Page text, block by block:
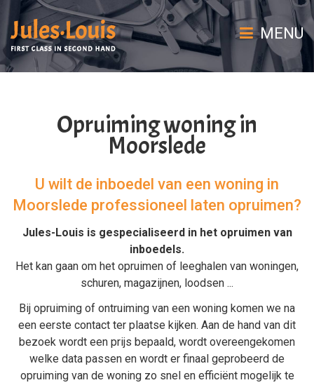
MENU
Opruiming woning in
Moorslede
U wilt de inboedel van een woning in
Moorslede professioneel laten opruimen?
Jules-Louis is gespecialiseerd in het opruimen van
inboedels.
Het kan gaan om het opruimen of leeghalen van woningen,
schuren, magazijnen, loodsen ...
Bij opruiming of ontruiming van een woning komen we na
een eerste contact ter plaatse kijken. Aan de hand van dit
bezoek wordt een prijs bepaald, wordt overeengekomen
welke data passen en wordt er finaal geprobeerd de
opruiming van de woning zo snel en efficiënt mogelijk te